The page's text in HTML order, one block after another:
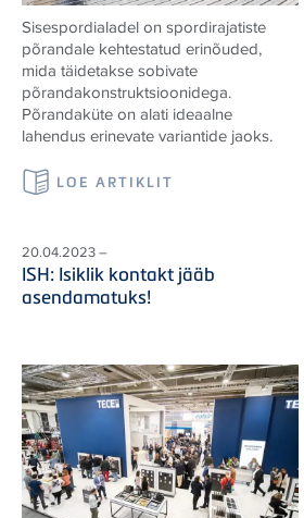
Sisespordialadel on spordirajatiste
põrandale kehtestatud erinõuded,
mida täidetakse sobivate
põrandakonstruktsioonidega.
Põrandaküte on alati ideaalne
lahendus erinevate variantide jaoks.
LOE ARTIKLIT
20.04.2023 –
ISH: Isiklik kontakt jääb
asendamatuks!